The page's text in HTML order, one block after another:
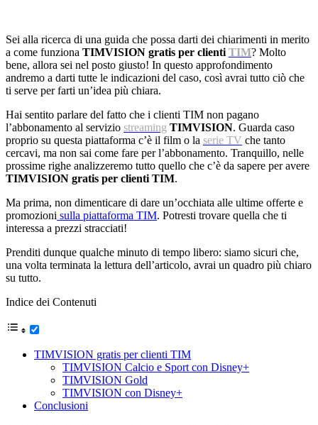
Sei alla ricerca di una guida che possa darti dei chiarimenti in merito
a come funziona TIMVISION gratis per clienti TIM? Molto
bene, allora sei nel posto giusto! In questo approfondimento
andremo a darti tutte le indicazioni del caso, così avrai tutto ciò che
ti serve per farti un’idea più chiara.
Hai sentito parlare del fatto che i clienti TIM non pagano
l’abbonamento al servizio streaming TIMVISION. Guarda caso
proprio su questa piattaforma c’è il film o la serie TV che tanto
cercavi, ma non sai come fare per l’abbonamento. Tranquillo, nelle
prossime righe analizzeremo tutto quello che c’è da sapere per avere
TIMVISION gratis per clienti TIM.
Ma prima, non dimenticare di dare un’occhiata alle ultime offerte e
promozioni sulla piattaforma TIM. Potresti trovare quella che ti
interessa a prezzi stracciati!
Prenditi dunque qualche minuto di tempo libero: siamo sicuri che,
una volta terminata la lettura dell’articolo, avrai un quadro più chiaro
su tutto.
Indice dei Contenuti
TIMVISION gratis per clienti TIM
TIMVISION Calcio e Sport con Disney+
TIMVISION Gold
TIMVISION con Disney+
Conclusioni